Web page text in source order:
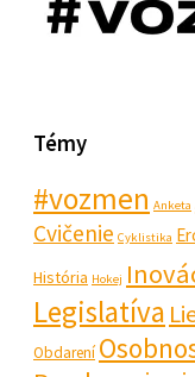
Témy
#vozmen Anketa
Cvičenie Cyklistika
História Hokej
Legislatíva
Obdarení